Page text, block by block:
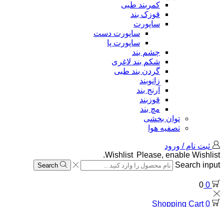
کمربند طبی
قوزک بند
ساپورت
ساپورت دست
ساپورت پا
چشم بند
شکم بند لاغری
گردن بند طبی
زانوبند
آرنج بند
قوزبند
مچ بند
توان بخشی
تصفیه هوا
ثبت نام / ورود
Wishlist Please, enable Wishlist.
Search input
Search
0
0
0
Shopping Cart